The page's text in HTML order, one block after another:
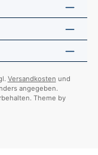
Versandkosten und
angegeben.
Theme by